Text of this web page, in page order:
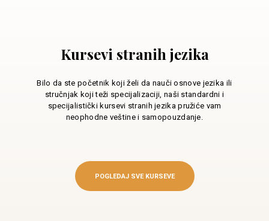
Kursevi stranih jezika
Bilo da ste početnik koji želi da nauči osnove jezika ili
stručnjak koji teži specijalizaciji, naši standardni i
specijalistički kursevi stranih jezika pružiće vam
neophodne veštine i samopouzdanje.
POGLEDAJ SVE KURSEVE